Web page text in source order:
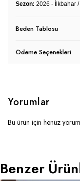
Sezon: 2026 - İlkbahar
Beden Tablosu
Ödeme Seçenekleri
Yorumlar
Bu ürün için henüz yorum
Benzer